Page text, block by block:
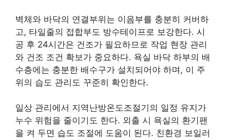
벽체와 바닥의 연결부위는 이음부를 충분히 커버하
고, 타일줄의 접합부도 방수테이프로 보강한다. 시
공 후 24시간은 건조가 필요하므로 작업 현장 관리
와 건조 조건 확보가 중요하다. 욕실 바닥 하부의 배
수층에는 충분한 배수구가 설치되어야 하며, 이 주
위의 습도 관리도 꾸준히 확인한다.
일상 관리에서 지역난방온도조절기의 일정 유지가
누수 위험을 줄이기도 한다. 외출 시 욕실의 환기팬
을 켜 두면 습도 조절에 도움이 된다. 친환경 보일러